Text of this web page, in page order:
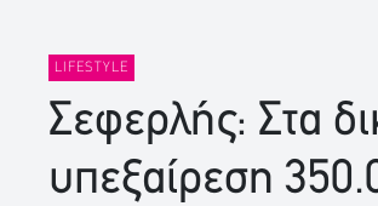
LIFESTYLE
Σεφερλής: Στα
υπεξαίρεση